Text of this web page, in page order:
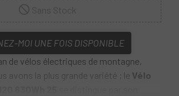
MOI UNE FOIS DISPONIBLE
de vélos électriques de montagne,
avons la plus grande variété ; le Vélo